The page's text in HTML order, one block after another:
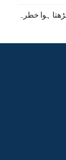
ہوا خطرہ